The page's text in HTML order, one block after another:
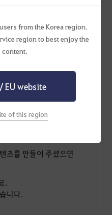
from the Korea region.
region to best enjoy the
content.
EU website
of this region
시도, 멈춰서 잠수도 가능해..
도 조금만 더 다양한 컨텐츠
잖아요
츠를 만들어 주셨으면
.
니다.